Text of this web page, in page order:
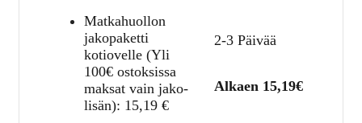
Matkahuollon
jakopaketti
kotiovelle (Yli
100€ ostoksissa
maksat vain jako-
lisän): 15,19 €
2-3 Päivää
Alkaen 15,19€